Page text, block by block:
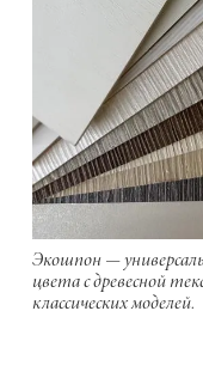
Экошпон —
цвета с древесной
классических моделей.